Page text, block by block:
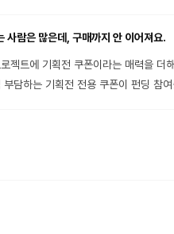
사람은 많은데, 구매까지 안 이어져요.
젝트에 기획전 쿠폰이라는 매력을 더
부담하는 기획전 전용 쿠폰이 펀딩 참